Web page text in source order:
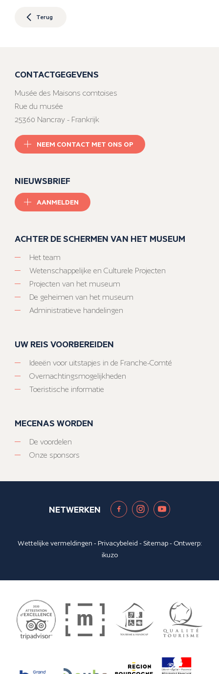
Terug
CONTACTGEGEVENS
Musée des Maisons comtoises
Rue du musée
25360 Nancray - Frankrijk
NEEM CONTACT MET ONS OP
NIEUWSBRIEF
AANMELDEN
ACHTER DE SCHERMEN VAN HET MUSEUM
Het team
Wetenschappelijke en Culturele Projecten
Projecten van het museum
De geheimen van het museum
Administratieve handelingen
UW REIS VOORBEREIDEN
Ideeën voor uitstapjes in de Franche-Comté
Overnachtingsmogelijkheden
Toeristische informatie
MECENAS WORDEN
De voordelen
Onze sponsors
NETWERKEN
Wettelijke vermeldingen -Privacybeleid - Sitemap- Ontwerp:
ikuzo